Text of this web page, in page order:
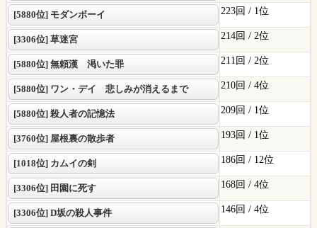
[5880位] モダンボーイ 223回 / 1位
[3306位] 草迷宮 214回 / 2位
[5880位] 無頼漢 渇いた罪 211回 / 2位
[5880位] ワン・デイ 悲しみが消えるまで 210回 / 4位
[5880位] 殺人者の記憶法 209回 / 1位
[3760位] 屋根裏の散歩者 193回 / 1位
[1018位] カムイの剣 186回 / 12位
[3306位] 田園に死す 168回 / 4位
[3306位] D坂の殺人事件 146回 / 4位